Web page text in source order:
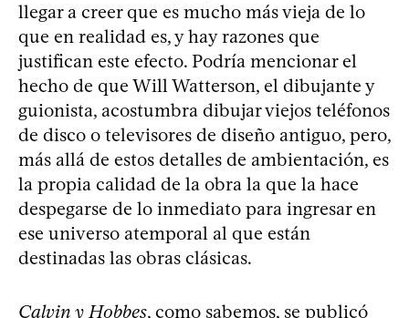
llegar a creer que es mucho más vieja de lo
que en realidad es, y hay razones que
justifican este efecto. Podría mencionar el
hecho de que Will Watterson, el dibujante y
guionista, acostumbra dibujar viejos teléfonos
de disco o televisores de diseño antiguo, pero,
más allá de estos detalles de ambientación, es
la propia calidad de la obra la que la hace
despegarse de lo inmediato para ingresar en
ese universo atemporal al que están
destinadas las obras clásicas.
Calvin y Hobbes, como sabemos, se publicó